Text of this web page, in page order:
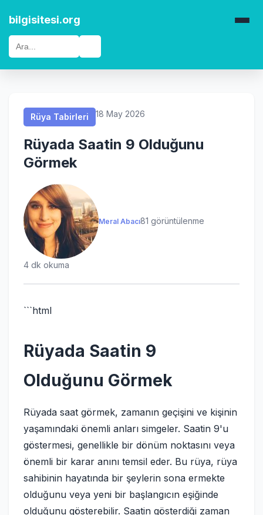
bilgisitesi.org
Rüya Tabirleri 18 May 2026
Rüyada Saatin 9 Olduğunu
Görmek
Meral Abacı81 görüntülenme
4 dk okuma
```html
Rüyada Saatin 9
Olduğunu Görmek
Rüyada saat görmek, zamanın geçişini ve kişinin
yaşamındaki önemli anları simgeler. Saatin 9'u
göstermesi, genellikle bir dönüm noktasını veya
önemli bir karar anını temsil eder. Bu rüya, rüya
sahibinin hayatında bir şeylerin sona ermekte
olduğunu veya yeni bir başlangıcın eşiğinde
olduğunu gösterebilir. Saatin gösterdiği zaman
Rüya Tabirleri
Rüya Tabirleri
Rüya Tabirleri
Rüya Tabirleri